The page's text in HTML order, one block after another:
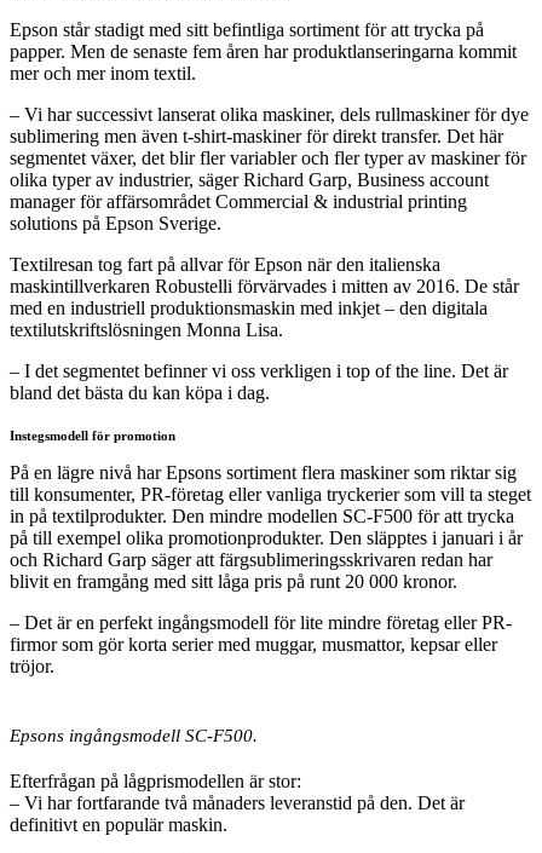
Epson står stadigt med sitt befintliga sortiment för att trycka på
papper. Men de senaste fem åren har produktlanseringarna kommit
mer och mer inom textil.
– Vi har successivt lanserat olika maskiner, dels rullmaskiner för dye
sublimering men även t-shirt-maskiner för direkt transfer. Det här
segmentet växer, det blir fler variabler och fler typer av maskiner för
olika typer av industrier, säger Richard Garp, Business account
manager för affärsområdet Commercial & industrial printing
solutions på Epson Sverige.
Textilresan tog fart på allvar för Epson när den italienska
maskintillverkaren Robustelli förvärvades i mitten av 2016. De står
med en industriell produktionsmaskin med inkjet – den digitala
textilutskriftslösningen Monna Lisa.
– I det segmentet befinner vi oss verkligen i top of the line. Det är
bland det bästa du kan köpa i dag.
Instegsmodell för promotion
På en lägre nivå har Epsons sortiment flera maskiner som riktar sig
till konsumenter, PR-företag eller vanliga tryckerier som vill ta steget
in på textilprodukter. Den mindre modellen SC-F500 för att trycka
på till exempel olika promotionprodukter. Den släpptes i januari i år
och Richard Garp säger att färgsublimeringsskrivaren redan har
blivit en framgång med sitt låga pris på runt 20 000 kronor.
– Det är en perfekt ingångsmodell för lite mindre företag eller PR-
firmor som gör korta serier med muggar, musmattor, kepsar eller
tröjor.
Epsons ingångsmodell SC-F500.
Efterfrågan på lågprismodellen är stor:
– Vi har fortfarande två månaders leveranstid på den. Det är
definitivt en populär maskin.